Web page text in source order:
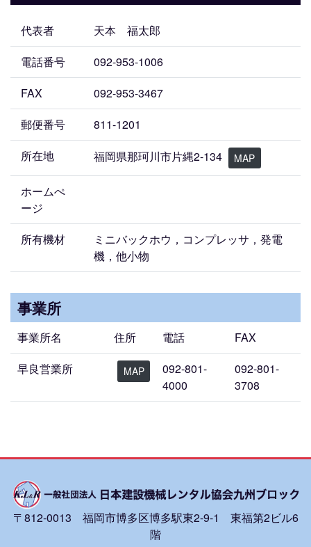
代表者
天本 福太郎
電話番号
092-953-1006
FAX
092-953-3467
郵便番号
811-1201
所在地
福岡県那珂川市片縄2-134 MAP
ホームぺ
ージ
所有機材
ミニバックホウ，コンプレッサ，発電
機，他小物
事業所
事業所名 住所 電話
FAX
早良営業所
MAP
092-801-
4000
092-801-
3708
〒812-0013 福岡市博多区博多駅東2-9-1 東福第2ビル6
階